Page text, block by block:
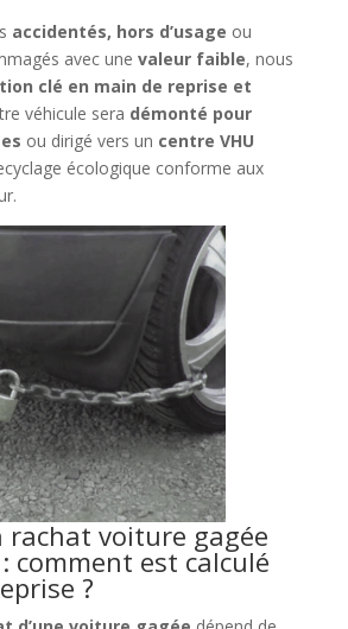
accidentés, hors d’usage ou
avec une valeur faible, nous
clé en main de reprise et
véhicule sera démonté pour
ou dirigé vers un centre VHU
écologique conforme aux
rachat voiture gagée
comment est calculé
?